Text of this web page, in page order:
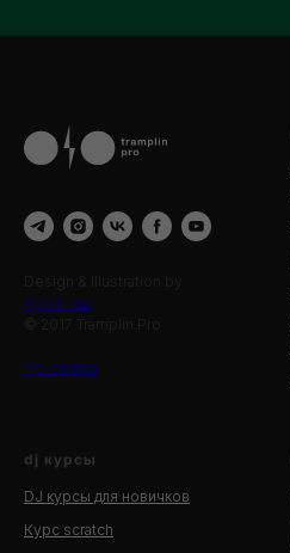
Apollnaria
Реквизиты
dj курсы
DJ курсы для новичков
Курс scratch